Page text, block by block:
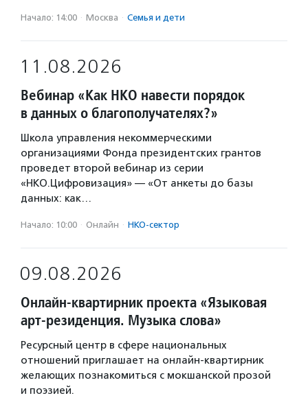
Начало: 14:00 · Москва · Семья и дети
11.08.2026
Вебинар «Как НКО навести порядок
в данных о благополучателях?»
Школа управления некоммерческими
организациями Фонда президентских грантов
проведет второй вебинар из серии
«НКО.Цифровизация» — «От анкеты до базы
данных: как…
Начало: 10:00 · Онлайн · НКО-сектор
09.08.2026
Онлайн-квартирник проекта «Языковая
арт-резиденция. Музыка слова»
Ресурсный центр в сфере национальных
отношений приглашает на онлайн-квартирник
желающих познакомиться с мокшанской прозой
и поэзией.